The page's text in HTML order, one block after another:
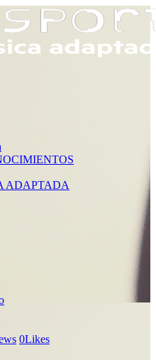
ADAPTADA
0Likes